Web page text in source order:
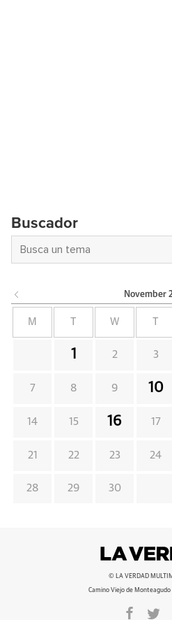
Buscador
November
M W
1 2 3
7 8 9 10
14 15 16 17
21 22 23 24
28 29 30
© LA VERDAD
Camino Viejo de